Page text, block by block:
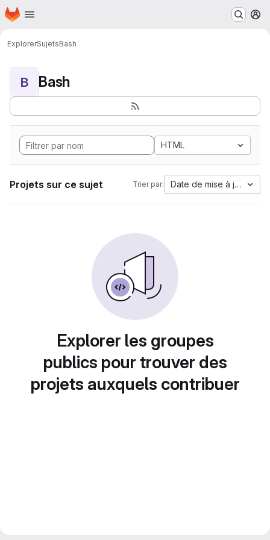
Passer au contenu principal
Page d'accueil
ExplorerSujetsBash
B Bash
HTML
Projets sur ce sujet Trier par: Date de mise à jour
Explorer les groupes
publics pour trouver des
projets auxquels contribuer